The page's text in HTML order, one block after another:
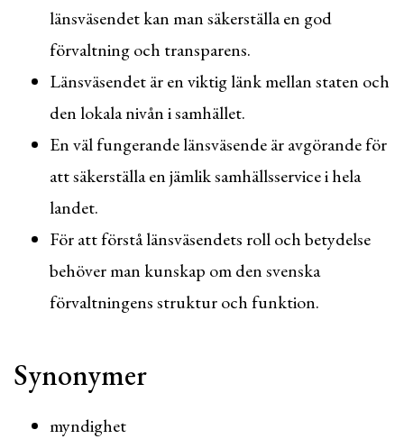
länsväsendet kan man säkerställa en god
förvaltning och transparens.
Länsväsendet är en viktig länk mellan staten och
den lokala nivån i samhället.
En väl fungerande länsväsende är avgörande för
att säkerställa en jämlik samhällsservice i hela
landet.
För att förstå länsväsendets roll och betydelse
behöver man kunskap om den svenska
förvaltningens struktur och funktion.
Synonymer
myndighet